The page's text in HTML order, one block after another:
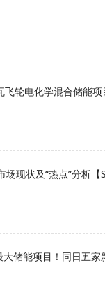
轮电化学混合储能
现状及“热点”分析【
储能项目！同日五家